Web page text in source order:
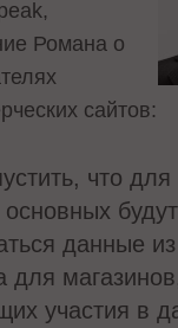
Романа о
сайтов:
что для
основных будут
данные
для
участия в